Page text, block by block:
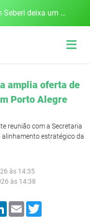
Colisão frontal na BR-386 em Seberi deixa um morto e quatro feridos
amplia oferta de
Porto Alegre
reunião com a Secretaria
alinhamento estratégico da
às 14:35
às 14:38
LinkedIn
Email